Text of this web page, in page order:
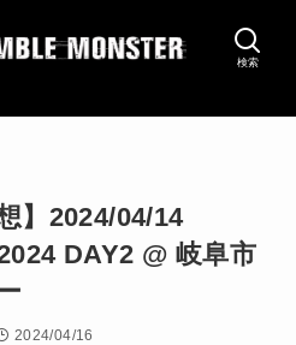
検索
】2024/04/14
DAY2 @ 岐阜市
2024/04/16